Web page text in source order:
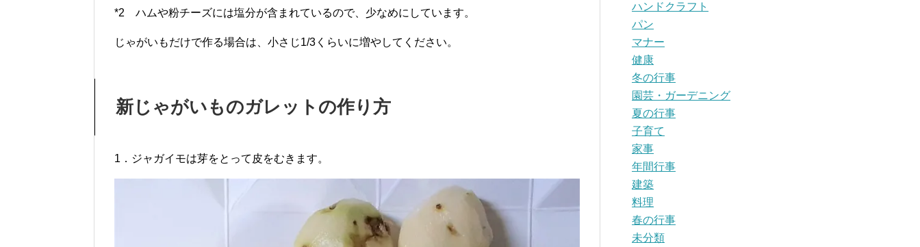
*2 ハムや粉チーズには塩分が含まれているので、少なめにしています。
じゃがいもだけで作る場合は、小さじ1/3くらいに増やしてください。
新じゃがいものガレットの作り方
1．ジャガイモは芽をとって皮をむきます。
ハンドクラフト
パン
マナー
健康
冬の行事
園芸・ガーデニング
夏の行事
子育て
家事
年間行事
建築
料理
春の行事
未分類